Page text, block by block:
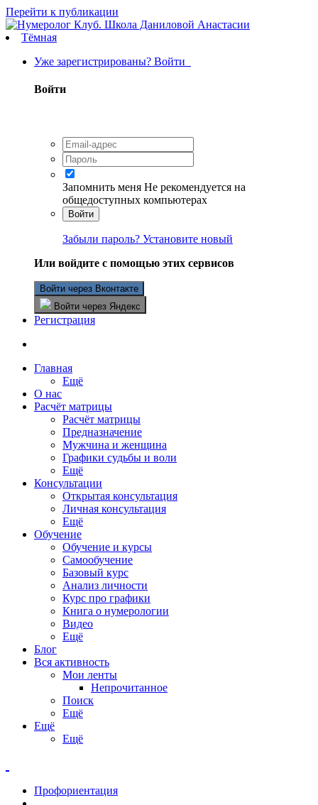
Перейти к публикации
Тёмная
Уже зарегистрированы? Войти
Войти
Запомнить меня Не рекомендуется на
общедоступных компьютерах
Войти
Забыли пароль? Установите новый
Или войдите с помощью этих сервисов
Войти через Вконтакте
Войти через Яндекс
Регистрация
Главная
Ещё
О нас
Расчёт матрицы
Расчёт матрицы
Предназначение
Мужчина и женщина
Графики судьбы и воли
Ещё
Консультации
Открытая консультация
Личная консультация
Ещё
Обучение
Обучение и курсы
Самообучение
Базовый курс
Анализ личности
Курс про графики
Книга о нумерологии
Видео
Ещё
Блог
Вся активность
Мои ленты
Непрочитанное
Поиск
Ещё
Ещё
Ещё
Профориентация